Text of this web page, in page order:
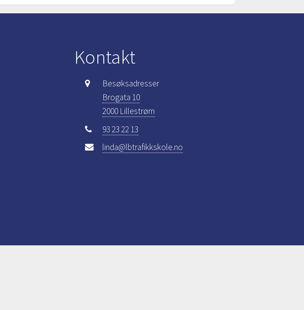
Kontakt
Besøksadresser
Brogata 10
2000 Lillestrøm
93 23 22 13
linda@lbtrafikkskole.no